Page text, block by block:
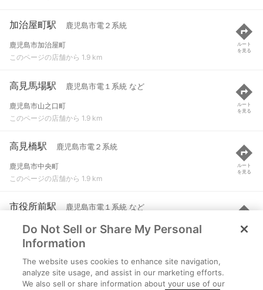
加治屋町駅 鹿児島市電２系統
鹿児島市加治屋町
このページの店舗から 1.9 km
ルート
を見る
高見馬場駅 鹿児島市電１系統 など
鹿児島市山之口町
このページの店舗から 1.9 km
ルート
を見る
高見橋駅 鹿児島市電２系統
鹿児島市中央町
このページの店舗から 1.9 km
ルート
を見る
市役所前駅 鹿児島市電１系統 など
鹿児島市山下町
このページの店舗から 2 km
ルート
を見る
朝日通駅 鹿児島市電１系統 など
鹿児島市名山町
Do Not Sell or Share My Personal
Information
The website uses cookies to enhance site navigation,
analyze site usage, and assist in our marketing efforts.
We also sell or share information about your use of our